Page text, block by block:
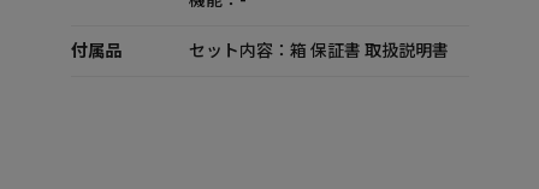
付属品 セット内容：箱 保証書 取扱説明書